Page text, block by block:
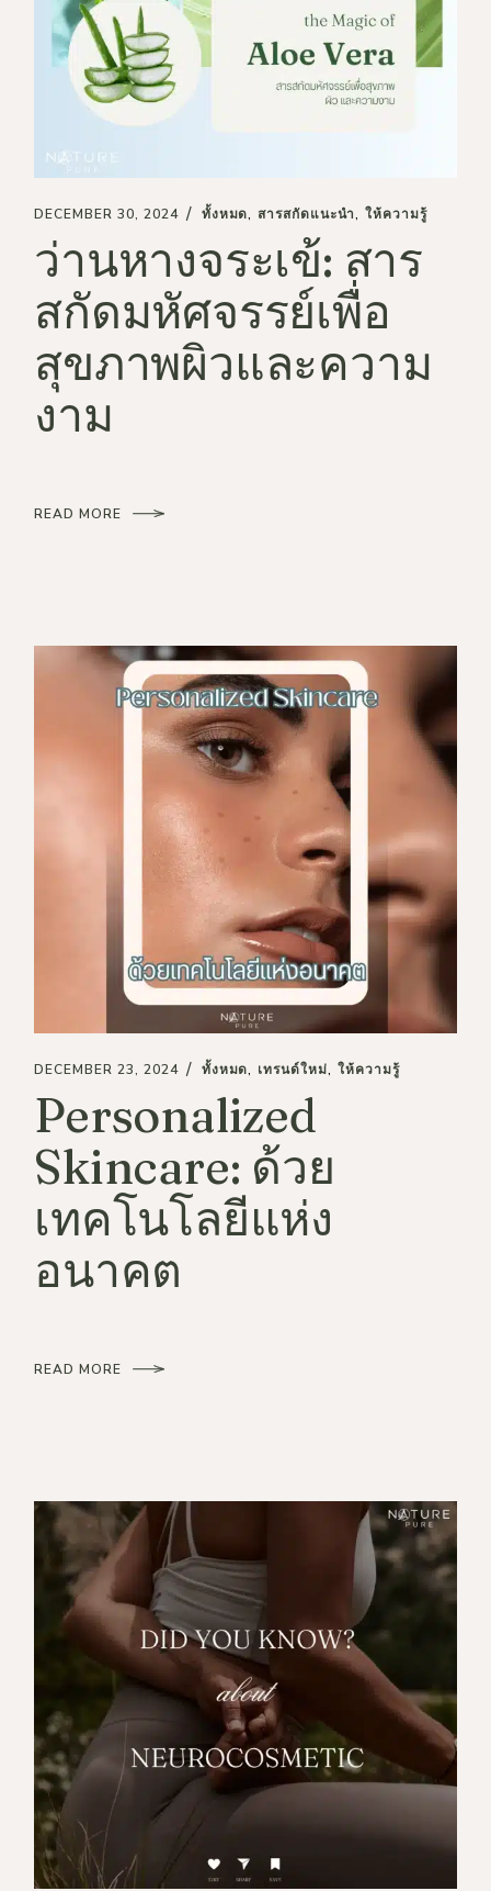
DECEMBER 30, 2024 ทั้งหมด สารสกัดแนะนำ ให้ความรู้
ว่านหางจระเข้: สาร
สกัดมหัศจรรย์เพื่อ
สุขภาพผิวและความ
งาม
READ MORE
DECEMBER 23, 2024 ทั้งหมด เทรนด์ใหม่ ให้ความรู้
Personalized
Skincare: ด้วย
เทคโนโลยีแห่ง
อนาคต
READ MORE